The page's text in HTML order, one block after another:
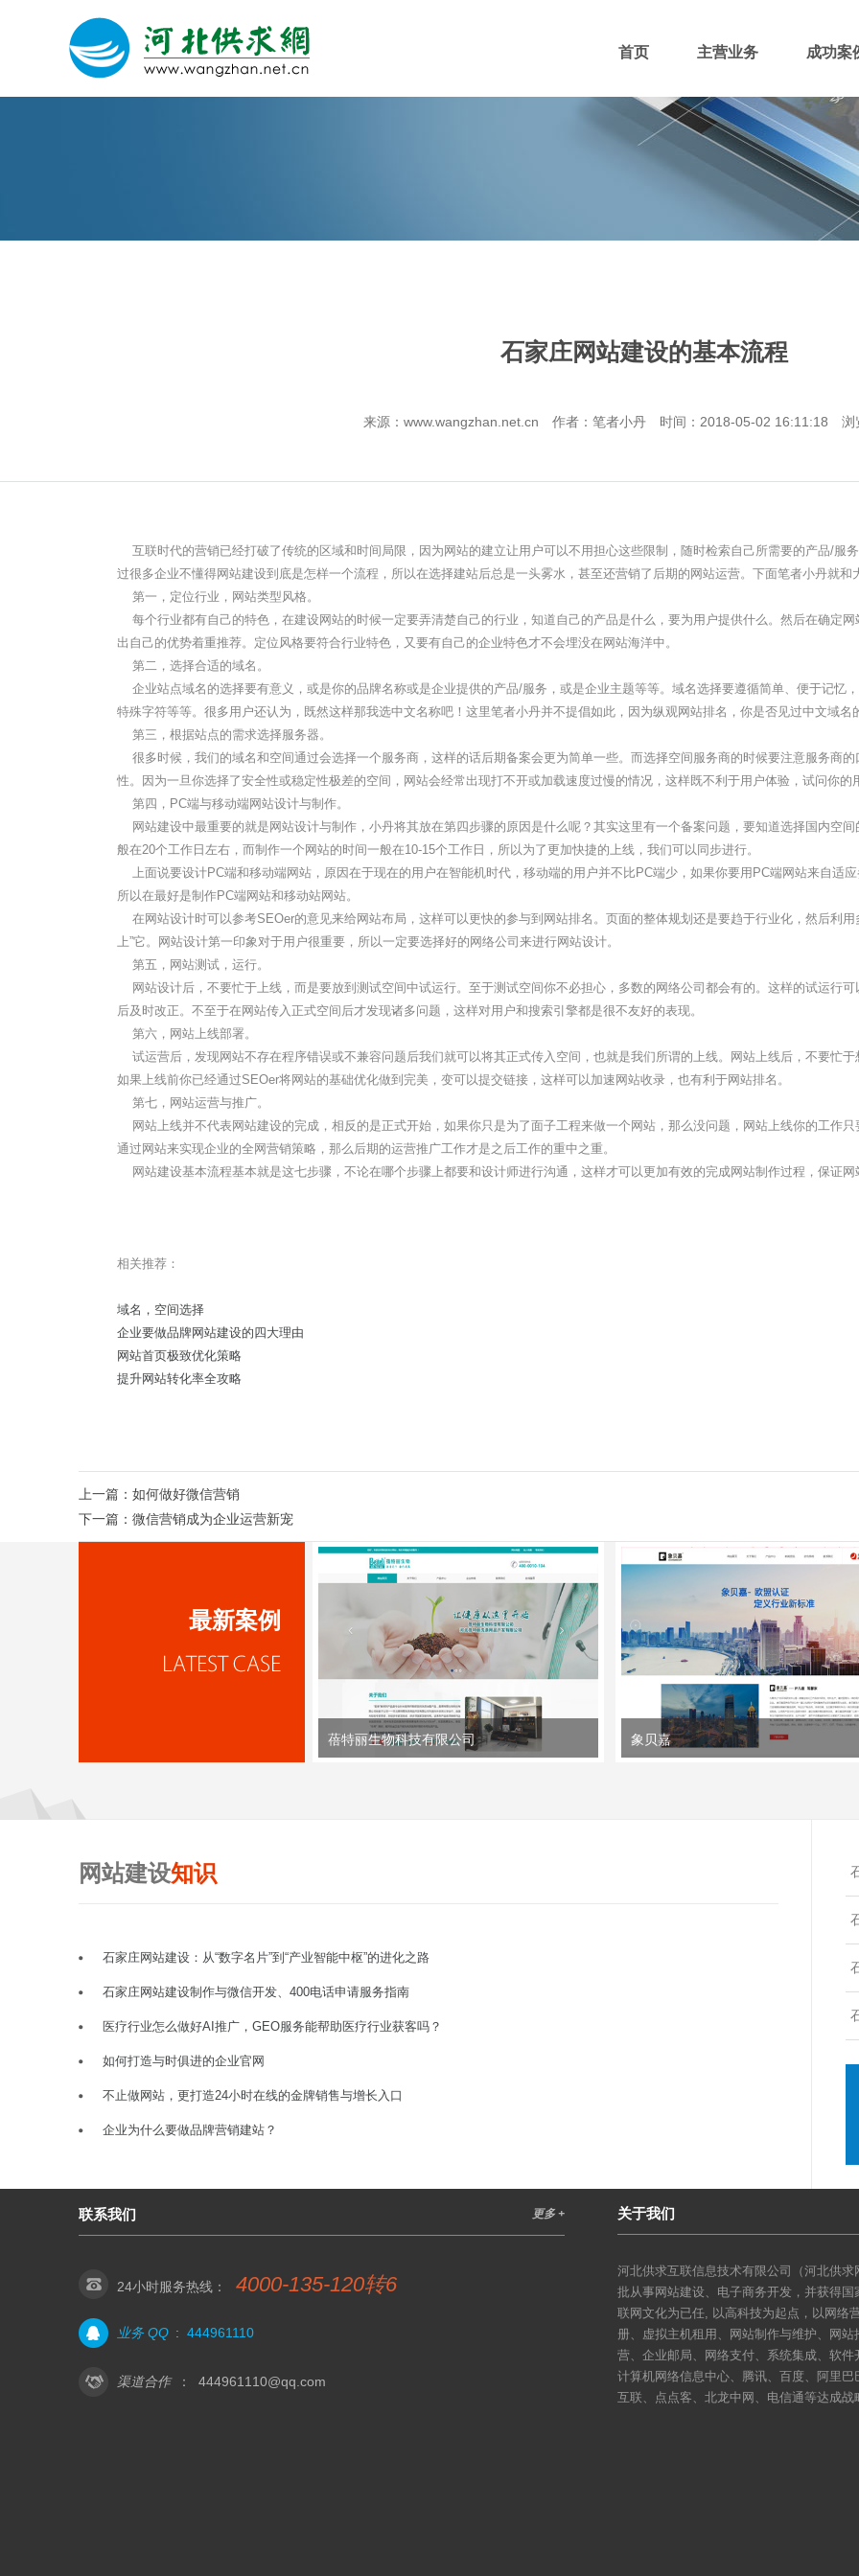
首页 主营业务 成功案
域名注册
石家庄网站建设的基本流程
来源：www.wangzhan.net.cn 作者：笔者小丹 时间：2018-05-02 16:11:18 浏
互联时代的营销已经打破了传统的区域和时间局限，因为网站的建立让用户可以不用担心这些限制，随时检索自己所需要的产品/服
过很多企业不懂得网站建设到底是怎样一个流程，所以在选择建站后总是一头雾水，甚至还营销了后期的网站运营。下面笔者小丹就和
第一，定位行业，网站类型风格。
每个行业都有自己的特色，在建设网站的时候一定要弄清楚自己的行业，知道自己的产品是什么，要为用户提供什么。然后在确定
出自己的优势着重推荐。定位风格要符合行业特色，又要有自己的企业特色才不会埋没在网站海洋中。
第二，选择合适的域名。
企业站点域名的选择要有意义，或是你的品牌名称或是企业提供的产品/服务，或是企业主题等等。域名选择要遵循简单、便于记忆
特殊字符等等。很多用户还认为，既然这样那我选中文名称吧！这里笔者小丹并不提倡如此，因为纵观网站排名，你是否见过中文域
第三，根据站点的需求选择服务器。
很多时候，我们的域名和空间通过会选择一个服务商，这样的话后期备案会更为简单一些。而选择空间服务商的时候要注意服务商
性。因为一旦你选择了安全性或稳定性极差的空间，网站会经常出现打不开或加载速度过慢的情况，这样既不利于用户体验，试问你
第四，PC端与移动端网站设计与制作。
网站建设中最重要的就是网站设计与制作，小丹将其放在第四步骤的原因是什么呢？其实这里有一个备案问题，要知道选择国内空
般在20个工作日左右，而制作一个网站的时间一般在10-15个工作日，所以为了更加快捷的上线，我们可以同步进行。
上面说要设计PC端和移动端网站，原因在于现在的用户在智能机时代，移动端的用户并不比PC端少，如果你要用PC端网站来自适
所以在最好是制作PC端网站和移动站网站。
在网站设计时可以参考SEOer的意见来给网站布局，这样可以更快的参与到网站排名。页面的整体规划还是要趋于行业化，然后利
上”它。网站设计第一印象对于用户很重要，所以一定要选择好的网络公司来进行网站设计。
第五，网站测试，运行。
网站设计后，不要忙于上线，而是要放到测试空间中试运行。至于测试空间你不必担心，多数的网络公司都会有的。这样的试运行
后及时改正。不至于在网站传入正式空间后才发现诸多问题，这样对用户和搜索引擎都是很不友好的表现。
第六，网站上线部署。
试运营后，发现网站不存在程序错误或不兼容问题后我们就可以将其正式传入空间，也就是我们所谓的上线。网站上线后，不要忙
如果上线前你已经通过SEOer将网站的基础优化做到完美，变可以提交链接，这样可以加速网站收录，也有利于网站排名。
第七，网站运营与推广。
网站上线并不代表网站建设的完成，相反的是正式开始，如果你只是为了面子工程来做一个网站，那么没问题，网站上线你的工作
通过网站来实现企业的全网营销策略，那么后期的运营推广工作才是之后工作的重中之重。
网站建设基本流程基本就是这七步骤，不论在哪个步骤上都要和设计师进行沟通，这样才可以更加有效的完成网站制作过程，保证网
相关推荐：
域名，空间选择
企业要做品牌网站建设的四大理由
网站首页极致优化策略
提升网站转化率全攻略
上一篇： 如何做好微信营销
下一篇： 微信营销成为企业运营新宠
最新案例
蓓特丽生物科技有限公司 象贝嘉
网站建设知识
石家庄网站建设：从“数字名片”到“产业智能中枢”的进化之路
石家庄网站建设制作与微信开发、400电话申请服务指南
医疗行业怎么做好AI推广，GEO服务能帮助医疗行业获客吗？
如何打造与时俱进的企业官网
不止做网站，更打造24小时在线的金牌销售与增长入口
企业为什么要做品牌营销建站？
更多 +
联系我们
24小时服务热线： 4000-135-120转6
业务 QQ : 444961110
渠道合作 ： 444961110@qq.com
关于我们
河北供求互联信息技术有限公司（河北供
批从事网站建设、电子商务开发，并获得
联网文化为已任, 以高科技为起点，以网络
册、虚拟主机租用、网站制作与维护、网
营、企业邮局、网络支付、系统集成、软
计算机网络信息中心、腾讯、百度、阿里
互联、点点客、北龙中网、电信通等达成战